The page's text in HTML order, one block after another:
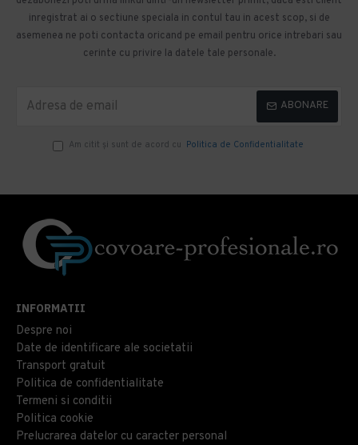
inregistrat ai o sectiune speciala in contul tau in acest scop, si de
asemenea ne poti contacta oricand pe email pentru orice intrebari sau
cerinte cu privire la datele tale personale.
ABONARE
Am citit şi sunt de acord cu Politica de Confidentialitate
INFORMATII
Despre noi
Date de identificare ale societatii
Transport gratuit
Politica de confidentialitate
Termeni si conditii
Politica cookie
Prelucrarea datelor cu caracter personal